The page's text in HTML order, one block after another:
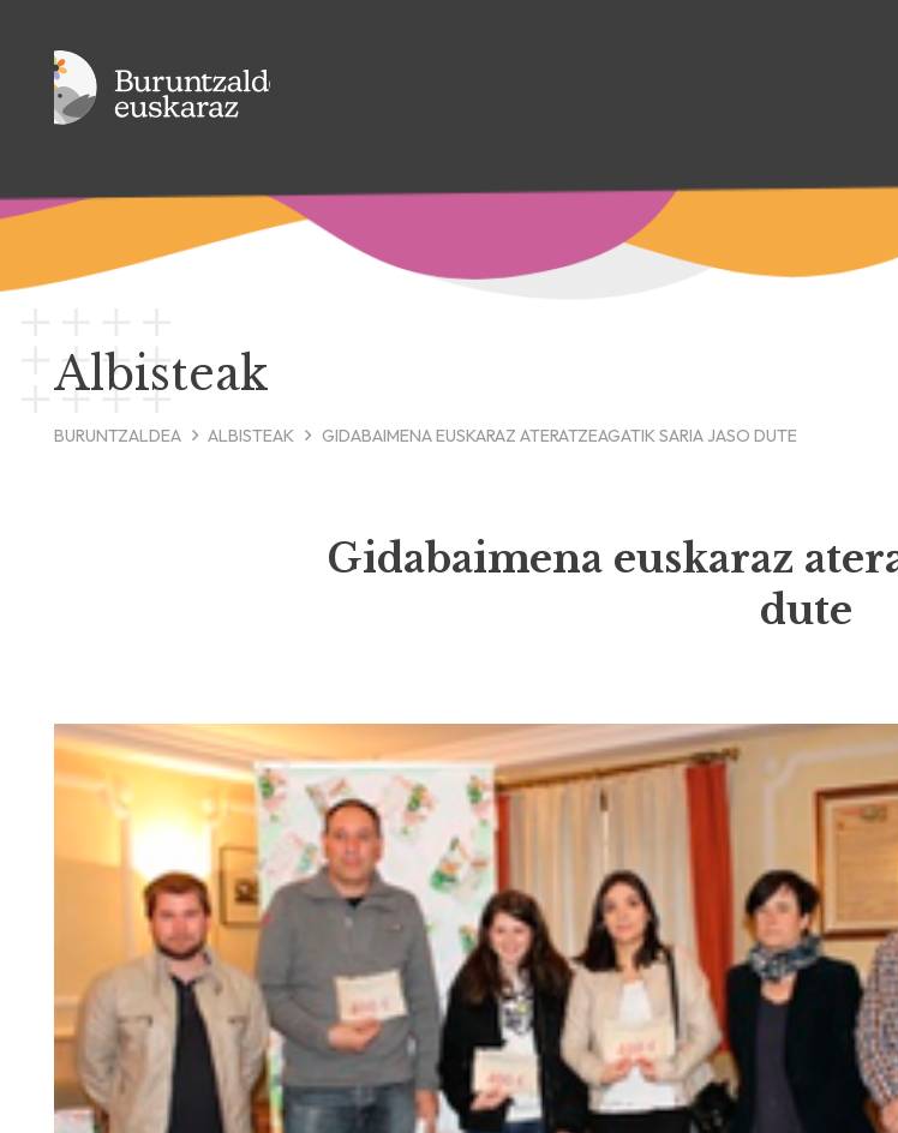
Albisteak
BURUNTZALDEA ALBISTEAK GIDABAIMENA EUSKARAZ ATERATZEAGATIK SARIA JASO DUTE
Gidabaimena euskaraz
dute